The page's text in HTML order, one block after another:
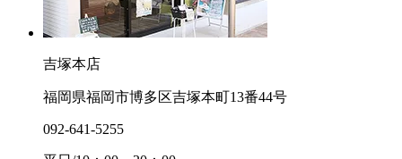
吉塚本店
福岡県福岡市博多区吉塚本町13番44号
092-641-5255